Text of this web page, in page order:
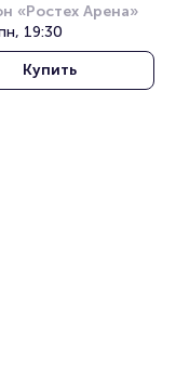
«Ростех Арена»
19:30
Купить